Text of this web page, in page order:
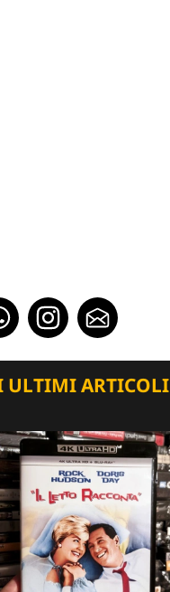
ULTIMI ARTICOLI